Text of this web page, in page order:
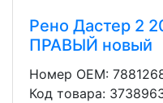
Рено Дастер 2
ПРАВЫЙ новый
Номер OEM:
Код товара: